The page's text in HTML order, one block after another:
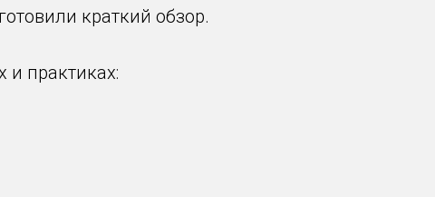
краткий обзор.
и практиках: